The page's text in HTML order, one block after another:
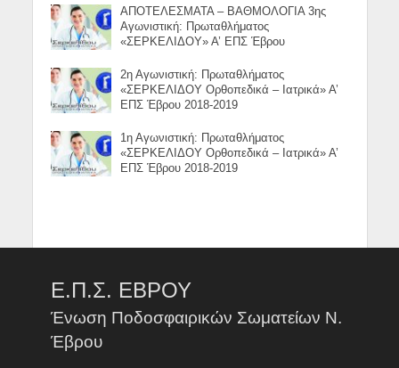
ΑΠΟΤΕΛΕΣΜΑΤΑ – ΒΑΘΜΟΛΟΓΙΑ 3ης
Αγωνιστική: Πρωταθλήματος
«ΣΕΡΚΕΛΙΔΟΥ» Α’ ΕΠΣ Έβρου
2η Αγωνιστική: Πρωταθλήματος
«ΣΕΡΚΕΛΙΔΟΥ Ορθοπεδικά – Ιατρικά» Α’
ΕΠΣ Έβρου 2018-2019
1η Αγωνιστική: Πρωταθλήματος
«ΣΕΡΚΕΛΙΔΟΥ Ορθοπεδικά – Ιατρικά» Α’
ΕΠΣ Έβρου 2018-2019
Ε.Π.Σ. ΕΒΡΟΥ
Ένωση Ποδοσφαιρικών Σωματείων Ν.
Έβρου